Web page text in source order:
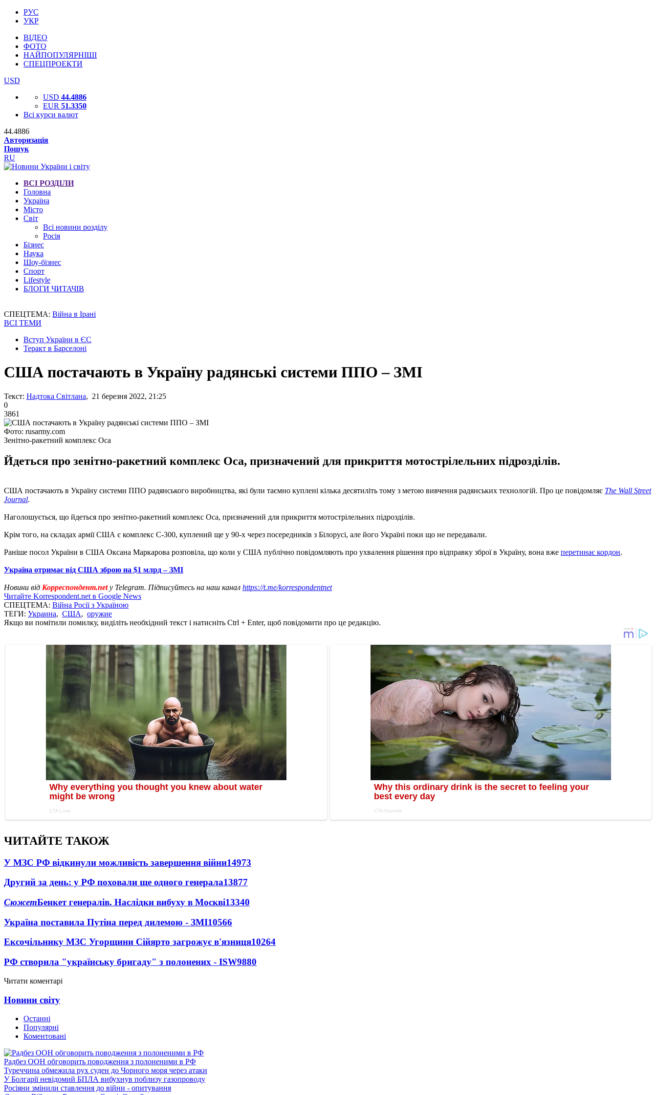
РУС
УКР
ВІДЕО
ФОТО
НАЙПОПУЛЯРНІШІ
СПЕЦПРОЕКТИ
USD
USD 44.4886
EUR 51.3350
Всі курси валют
44.4886
Авторизація
Пошук
RU
ВСІ РОЗДІЛИ
Головна
Україна
Місто
Світ
Всі новини розділу
Росія
Бізнес
Наука
Шоу-бізнес
Спорт
Lifestyle
БЛОГИ ЧИТАЧІВ
СПЕЦТЕМА: Війна в Ірані
ВСІ ТЕМИ
Вступ України в ЄС
Теракт в Барселоні
США постачають в Україну радянські системи ППО – ЗМІ
Текст: Надтока Світлана, 21 березня 2022, 21:25
0
3861
Фото: rusarmy.com
Зенітно-ракетний комплекс Оса
Йдеться про зенітно-ракетний комплекс Оса, призначений для прикриття мотострілельних підрозділів.
США постачають в Україну системи ППО радянського виробництва, які були таємно куплені кілька десятиліть тому з метою вивчення радянських технологій. Про це повідомляє The Wall Street
Journal.
Наголошується, що йдеться про зенітно-ракетний комплекс Оса, призначений для прикриття мотострілельних підрозділів.
Крім того, на складах армії США є комплекс С-300, куплений ще у 90-х через посередників з Білорусі, але його Україні поки що не передавали.
Раніше посол України в США Оксана Маркарова розповіла, що коли у США публічно повідомляють про ухвалення рішення про відправку зброї в Україну, вона вже перетинає кордон.
Україна отримає від США зброю на $1 млрд – ЗМІ
Новини від Корреспондент.netу Telegram. Підписуйтесь на наш канал https://t.me/korrespondentnet
Читайте Korrespondent.net в Google News
СПЕЦТЕМА: Війна Росії з Україною
ТЕГИ: Украина, США, оружие
Якщо ви помітили помилку, виділіть необхідний текст і натисніть Ctrl + Enter, щоб повідомити про це редакцію.
ЧИТАЙТЕ ТАКОЖ
У МЗС РФ відкинули можливість завершення війни14973
Другий за день: у РФ поховали ще одного генерала13877
СюжетБенкет генералів. Наслідки вибуху в Москві13340
Україна поставила Путіна перед дилемою - ЗМІ10566
Ексочільнику МЗС Угорщини Сійярто загрожує в'язниця10264
РФ створила "українську бригаду" з полонених - ISW9880
Читати коментарі
Новини світу
Останні
Популярні
Коментовані
Радбез ООН обговорить поводження з полоненими в РФ
Туреччина обмежила рух суден до Чорного моря через атаки
У Болгарії невідомий БПЛА вибухнув поблизу газопроводу
Росіяни змінили ставлення до війни - опитування